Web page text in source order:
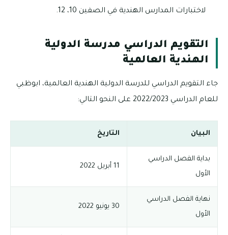
لاختبارات المدارس الهندية في الصفين 10، 12.
التقويم الدراسي مدرسة الدولية
الهندية العالمية
جاء التقويم الدراسي للدرسة الدولية الهندية العالمية، ابوظبي
للعام الدراسي 2022/2023 على النحو التالي:
البيان التاريخ
بداية الفصل الدراسي
الأول
11 أبريل 2022
نهاية الفصل الدراسي
الأول
30 يونيو 2022